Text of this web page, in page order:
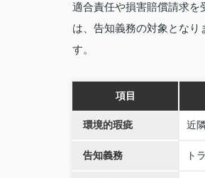
適合責任や損害賠償請求を
は、告知義務の対象となり
す。
項目
環境的瑕疵 近
告知義務 ト